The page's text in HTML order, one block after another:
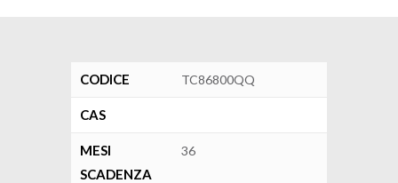
CODICE TC86800QQ
CAS
MESI
SCADENZA
36